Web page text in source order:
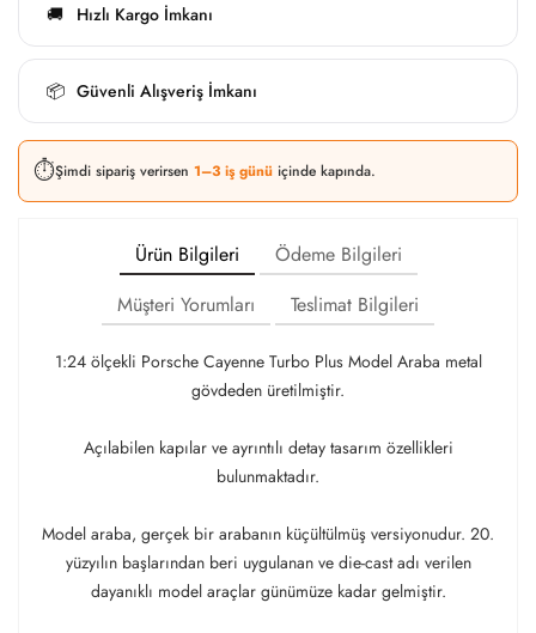
🚚 Hızlı Kargo İmkanı
📦 Güvenli Alışveriş İmkanı
⏱️Şimdi sipariş verirsen 1–3 iş günü içinde kapında.
Ürün Bilgileri
Ödeme Bilgileri
Müşteri Yorumları
Teslimat Bilgileri
1:24 ölçekli Porsche Cayenne Turbo Plus Model Araba metal
gövdeden üretilmiştir.
Açılabilen kapılar ve ayrıntılı detay tasarım özellikleri
bulunmaktadır.
Model araba, gerçek bir arabanın küçültülmüş versiyonudur. 20.
yüzyılın başlarından beri uygulanan ve die-cast adı verilen
dayanıklı model araçlar günümüze kadar gelmiştir.